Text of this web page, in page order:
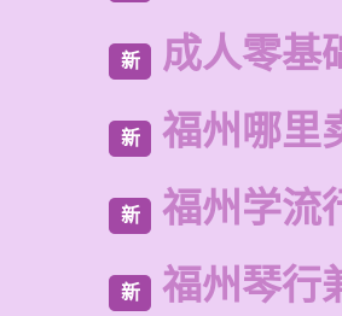
新 成人零基
新 福州哪里
新 福州学流
新 福州琴行